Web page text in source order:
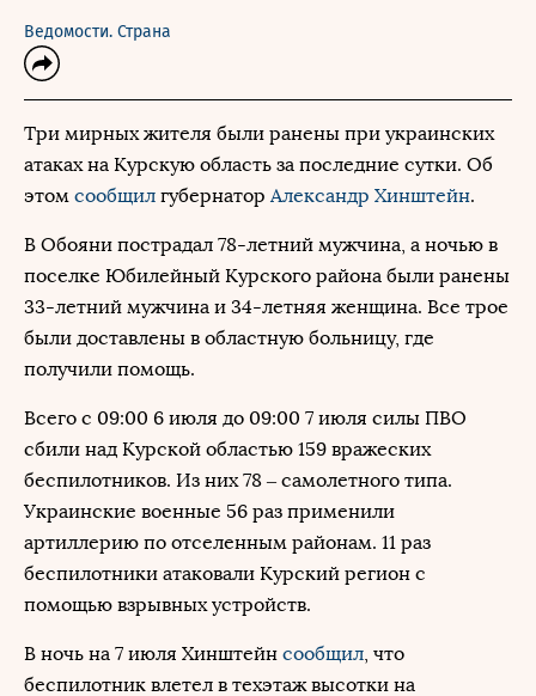
Ведомости. Страна
Три мирных жителя были ранены при украинских
атаках на Курскую область за последние сутки. Об
этом сообщил губернатор Александр Хинштейн.
В Обояни пострадал 78-летний мужчина, а ночью в
поселке Юбилейный Курского района были ранены
33-летний мужчина и 34-летняя женщина. Все трое
были доставлены в областную больницу, где
получили помощь.
Всего с 09:00 6 июля до 09:00 7 июля силы ПВО
сбили над Курской областью 159 вражеских
беспилотников. Из них 78 – самолетного типа.
Украинские военные 56 раз применили
артиллерию по отселенным районам. 11 раз
беспилотники атаковали Курский регион с
помощью взрывных устройств.
В ночь на 7 июля Хинштейн сообщил, что
беспилотник влетел в техэтаж высотки на